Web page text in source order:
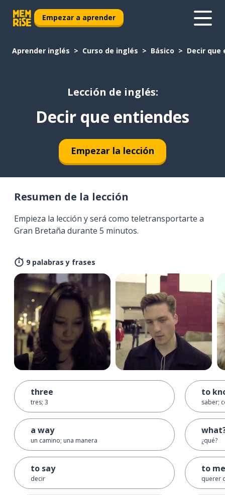
Empezar a aprender
Aprender inglés Curso de inglés Básico Decir que
Lección de inglés:
Decir que entiendes
Empezar la lección
Resumen de la lección
Empieza la lección y será como teletransportarte a
Gran Bretaña durante 5 minutos.
9 palabras y frases
three
tres; 3
a way
un camino; una manera
to say
decir
to
saber;
¿qué?
to
querer